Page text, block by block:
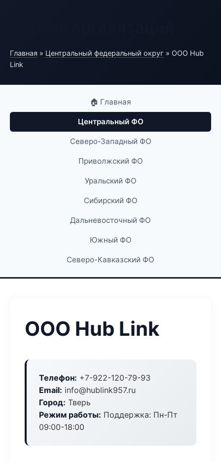
Главная » Центральный федеральный округ » ООО Hub
Link
🏠 Главная
Центральный ФО
Северо-Западный ФО
Приволжский ФО
Уральский ФО
Сибирский ФО
Дальневосточный ФО
Южный ФО
Северо-Кавказский ФО
ООО Hub Link
Телефон: +7-922-120-79-93
Email: info@hublink957.ru
Город: Тверь
Режим работы: Поддержка: Пн-Пт
09:00-18:00